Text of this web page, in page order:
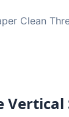
Clean
Vertical